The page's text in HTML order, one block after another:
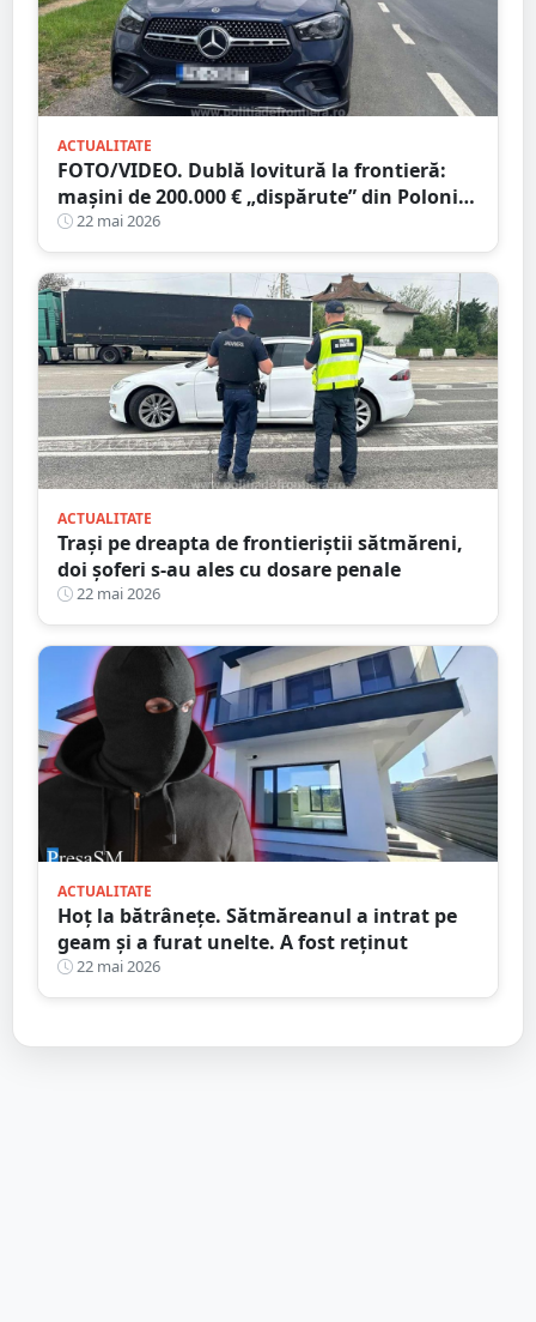
ACTUALITATE
FOTO/VIDEO. Dublă lovitură la frontieră:
mașini de 200.000 € „dispărute” din Polonia,
găsite lângă Satu Mare
22 mai 2026
ACTUALITATE
Trași pe dreapta de frontieriștii sătmăreni,
doi șoferi s-au ales cu dosare penale
22 mai 2026
ACTUALITATE
Hoț la bătrânețe. Sătmăreanul a intrat pe
geam și a furat unelte. A fost reținut
22 mai 2026